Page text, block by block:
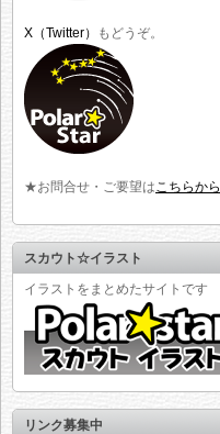
X（Twitter） もどうぞ。
★お問合せ・ご要望は こちらから
スカウト☆イラスト
イラストをまとめたサイトです
リンク募集中